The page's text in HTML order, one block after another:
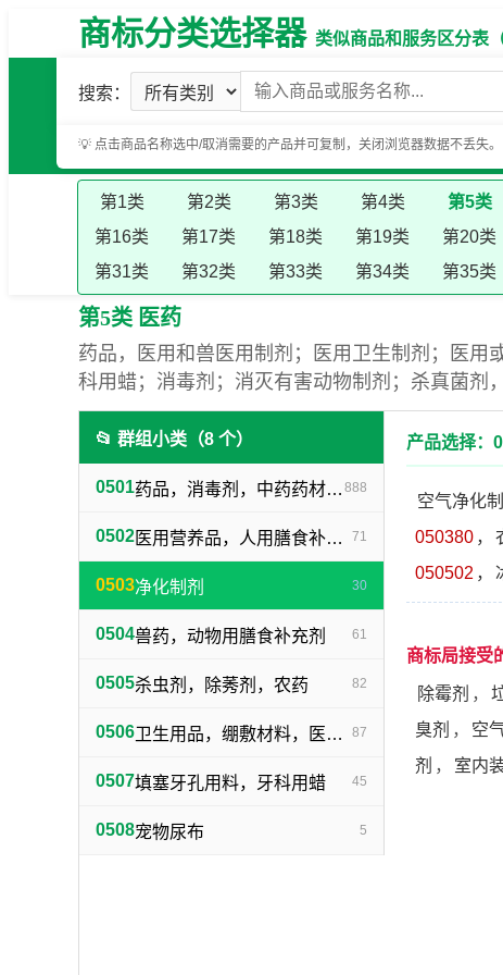
商标分类选择器类似商品和服务区分表
搜索：
💡 点击商品名称选中/取消需要的产品并可复制，关闭浏览器数据不丢失。
第1类 第2类 第3类 第4类 第5类
第16类
第17类 第18类 第19类 第20类
第31类
第32类 第33类 第34类 第35类
第5类 医药
药品，医用和兽医用制剂；医用卫生制剂；医用
科用蜡；消毒剂；消灭有害动物制剂；杀真菌剂
📂 群组小类（8 个）
0501 药品，消毒剂，中药药材，药酒 888
0502 医用营养品，人用膳食补充剂，婴儿食品 71
0503净化制剂 30
0504兽药，动物用膳食补充剂 61
0505杀虫剂，除莠剂，农药 82
0506 卫生用品，绷敷材料，医用保健袋 87
0507填塞牙孔用料，牙科用蜡 45
0508宠物尿布 5
产品选择：
空气净化
050380 ，
050502 ，
商标局接受
除霉剂 ，
臭剂 ， 空
剂 ， 室内